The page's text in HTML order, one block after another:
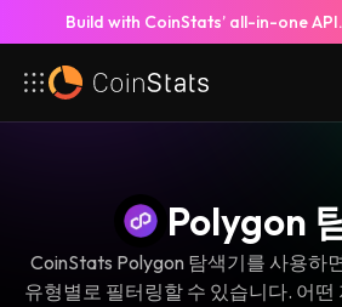
Build with CoinStats’ all-in-one API.
Polygon
CoinStats Polygon 탐색기를 사용하
유형별로 필터링할 수 있습니다. 어떤